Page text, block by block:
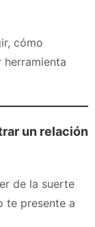
cómo
un relación
de la suerte
te presente a